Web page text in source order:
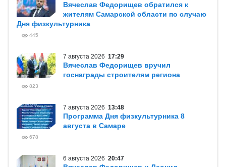
Вячеслав Федорищев обратился к
жителям Самарской области по случаю
Дня физкультурника
445
7 августа 2026 17:29
Вячеслав Федорищев вручил
госнаграды строителям региона
823
7 августа 2026 13:48
Программа Дня физкультурника 8
августа в Самаре
678
6 августа 2026 20:47